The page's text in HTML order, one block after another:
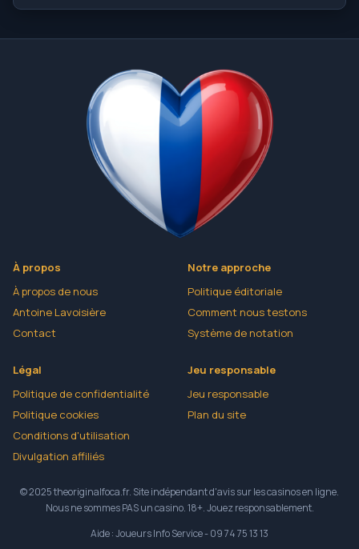
À propos
À propos de nous
Antoine Lavoisière
Contact
Notre approche
Politique éditoriale
Comment nous testons
Système de notation
Légal
Politique de confidentialité
Politique cookies
Conditions d'utilisation
Divulgation affiliés
Jeu responsable
Jeu responsable
Plan du site
© 2025 theoriginalfoca.fr. Site indépendant d'avis sur les casinos en ligne.
Nous ne sommes PAS un casino. 18+. Jouez responsablement.
Aide : Joueurs Info Service - 09 74 75 13 13